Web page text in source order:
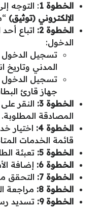
الخطوة 1
: التوجه
الإلكتروني (توثيق)
الخطوة 2:
اتباع
الدخول:
تسجيل الدخول
المدني وتاريخ
جهاز قارئ
الخطوة 3:
النقر
المصادقة المطلوبة.
الخطوة 4:
اختيار
قائمة الخدمات
الخطوة 5:
تعبئة
الخطوة 6:
إضافة
الخطوة 7:
التحقق
الخطوة 8:
مراجعة
الخطوة 9:
تسديد